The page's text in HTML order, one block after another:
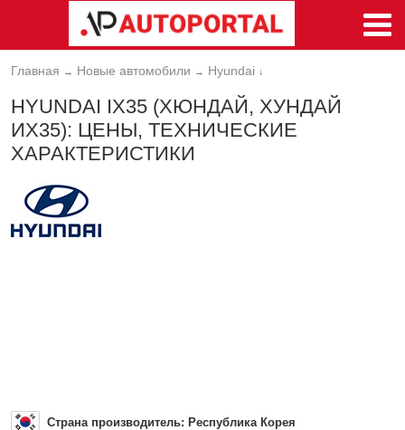
Главная → Новые автомобили → Hyundai ↓
HYUNDAI IX35 (ХЮНДАЙ, ХУНДАЙ
ИХ35): ЦЕНЫ, ТЕХНИЧЕСКИЕ
ХАРАКТЕРИСТИКИ
Страна производитель: Республика Корея